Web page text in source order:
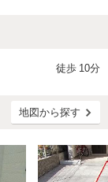
徒歩 10分
地図から探す